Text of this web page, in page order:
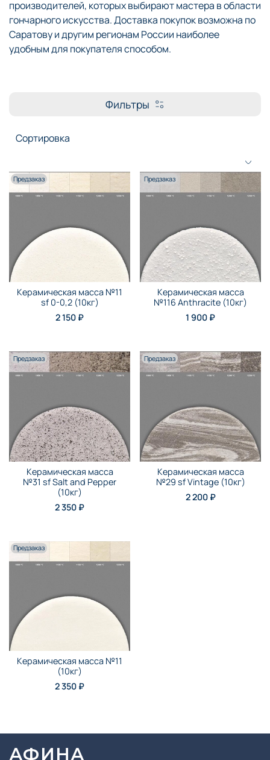
производителей, которых выбирают мастера в области
гончарного искусства. Доставка покупок возможна по
Саратову и другим регионам России наиболее
удобным для покупателя способом.
Фильтры
Предзаказ
Керамическая масса №11
sf 0-0,2 (10кг)
2 150 ₽
Предзаказ
Керамическая масса
№116 Anthraсite (10кг)
1 900 ₽
Предзаказ
Керамическая масса
№31 sf Salt and Pepper
(10кг)
2 350 ₽
Предзаказ
Керамическая масса
№29 sf Vintage (10кг)
2 200 ₽
Предзаказ
Керамическая масса №11
(10кг)
2 350 ₽
АФИНА